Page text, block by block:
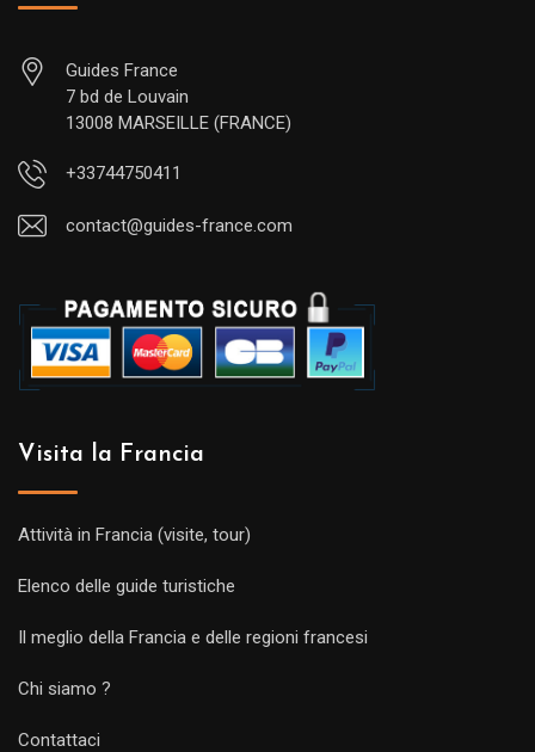
Guides France
7 bd de Louvain
13008 MARSEILLE (FRANCE)
+33744750411
contact@guides-france.com
Visita la Francia
Attività in Francia (visite, tour)
Elenco delle guide turistiche
Il meglio della Francia e delle regioni francesi
Chi siamo ?
Contattaci